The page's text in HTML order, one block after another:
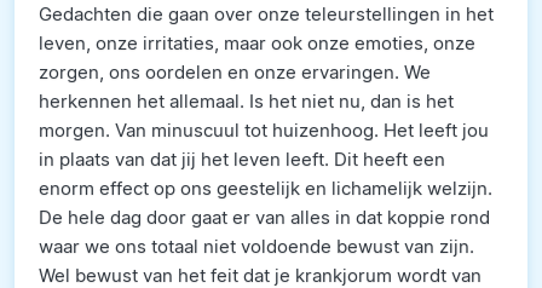
Gedachten die gaan over onze teleurstellingen in het
leven, onze irritaties, maar ook onze emoties, onze
zorgen, ons oordelen en onze ervaringen. We
herkennen het allemaal. Is het niet nu, dan is het
morgen. Van minuscuul tot huizenhoog. Het leeft jou
in plaats van dat jij het leven leeft. Dit heeft een
enorm effect op ons geestelijk en lichamelijk welzijn.
De hele dag door gaat er van alles in dat koppie rond
waar we ons totaal niet voldoende bewust van zijn.
Wel bewust van het feit dat je krankjorum wordt van